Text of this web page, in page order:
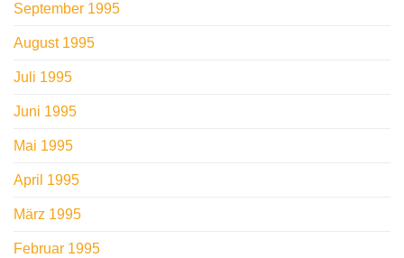
September 1995
August 1995
Juli 1995
Juni 1995
Mai 1995
April 1995
März 1995
Februar 1995